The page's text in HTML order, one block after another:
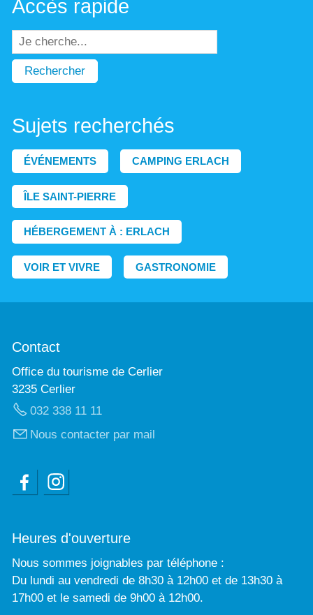
Accès rapide
Rechercher
Sujets recherchés
ÉVÉNEMENTS CAMPING ERLACH
ÎLE SAINT-PIERRE
HÉBERGEMENT À : ERLACH
VOIR ET VIVRE GASTRONOMIE
Contact
Office du tourisme de Cerlier
3235 Cerlier
032 338 11 11
Nous contacter par mail
Heures d'ouverture
Nous sommes joignables par téléphone :
Du lundi au vendredi de 8h30 à 12h00 et de 13h30 à
17h00 et le samedi de 9h00 à 12h00.